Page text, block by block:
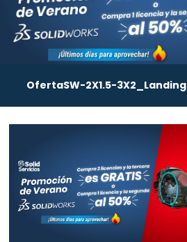
OfertaSW-2X1.5-3X2_Landing